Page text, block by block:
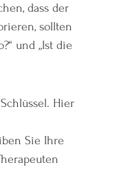
dass der
sollten
und „Ist die
Hier
Sie Ihre